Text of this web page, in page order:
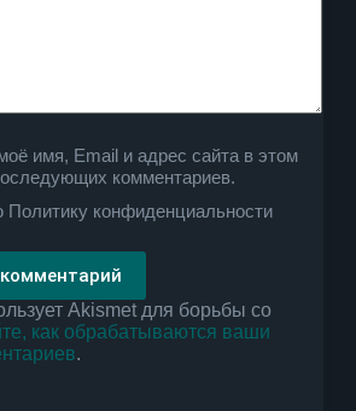
имя, Email и адрес сайта в этом
комментариев.
Политику конфиденциальности
Akismet для борьбы со
как обрабатываются ваши
.